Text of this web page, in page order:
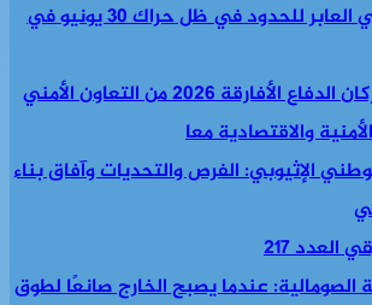
النزوح الأفريقي العابر للحدود في ظل حراك 30 يونيو في
مؤتمر رؤساء أركان الدفاع الأفارقة 2026 من التعاون الأمني
والاقتصادية معا
الإثيوبي: الفرص والتحديات وآفاق بناء
العدد 217
الصومالية: عندما يصبح الخارج صانعًا لطوق